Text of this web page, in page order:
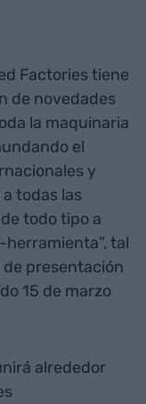
Factories tiene
de novedades
la maquinaria
el
y
todas las
todo tipo a
tal
presentación
15 de marzo
alrededor